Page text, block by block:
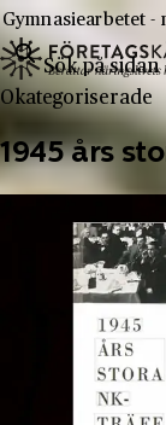
Hoppa till
Till innehåll
Gymnasiearbetet -
Sök efter:
Okategoriserade
1945 års